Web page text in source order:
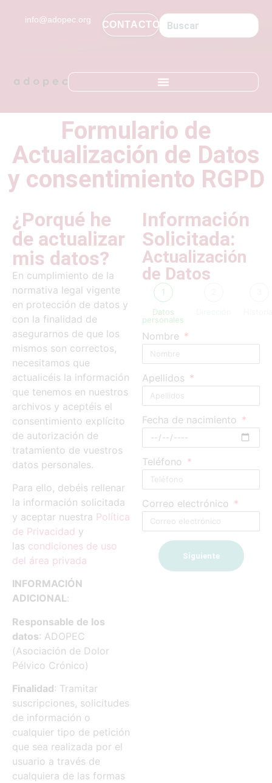
info@adopec.org CONTACTO
Formulario de
Actualización de Datos
y consentimiento RGPD
¿Porqué he
de actualizar
mis datos?
En cumplimiento de la
normativa legal vigente
en protección de datos y
con la finalidad de
asegurarnos de que los
mismos son correctos,
necesitamos que
actualicéis la información
que tenemos en nuestros
archivos y aceptéis el
consentimiento explícito
de autorización de
tratamiento de vuestros
datos personales.
Para ello, debéis rellenar
la información solicitada
y aceptar nuestra Política
de Privacidad y
las condiciones de uso
del área privada
INFORMACIÓN
ADICIONAL:
Responsable de los
datos: ADOPEC
(Asociación de Dolor
Pélvico Crónico)
Finalidad: Tramitar
suscripciones, solicitudes
de información o
cualquier tipo de petición
que sea realizada por el
usuario a través de
cualquiera de las formas
Información
Solicitada:
Actualización
de Datos
1
Datos
personales
Nombre
Apellidos
Fecha de nacimiento
Teléfono
Correo electrónico
Siguiente